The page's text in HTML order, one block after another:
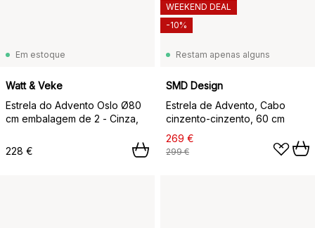
Em estoque
Watt & Veke
Estrela do Advento Oslo Ø80
cm embalagem de 2 - Cinza,
228 €
Restam apenas alguns
SMD Design
Estrela de Advento, Cabo
cinzento-cinzento, 60 cm
269 €
299 €
WEEKEND DEAL
-10%